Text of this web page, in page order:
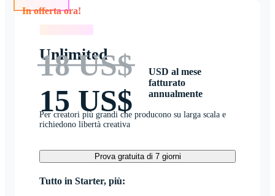
Unlimited
18 US$
15 US$
USD al mese
fatturato
annualmente
Per creatori più grandi che producono su larga scala e
richiedono libertà creativa
Prova gratuita di 7 giorni
Tutto in Starter, più: